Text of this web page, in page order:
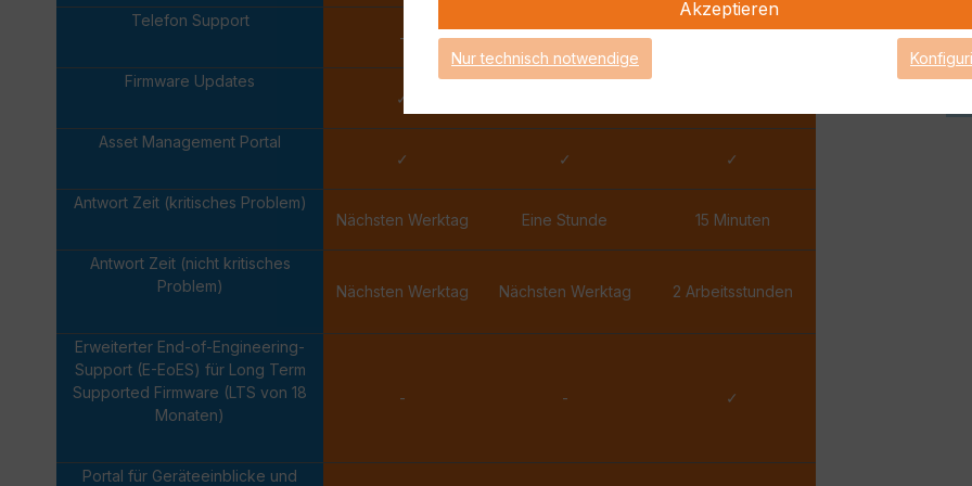
Telefon Support
-
✓
Firmware Updates
✓
Asset Management Portal
✓
✓ ✓
Antwort Zeit (kritisches Problem)
Nächsten Werktag
Eine Stunde 15 Minuten
Antwort Zeit (nicht kritisches
Problem)
Nächsten Werktag Nächsten Werktag 2 Arbeitsstunden
Erweiterter End-of-Engineering-
Support (E-EoES) für Long Term
Supported Firmware (LTS von 18
Monaten)
- - ✓
Portal für Geräteeinblicke und
Akzeptieren
Nur technisch notwendige